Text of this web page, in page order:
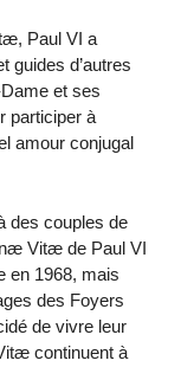
Paul VI a
guides d’autres
et ses
participer à
amour conjugal
des couples de
Vitæ de Paul VI
en 1968, mais
des Foyers
de vivre leur
continuent à